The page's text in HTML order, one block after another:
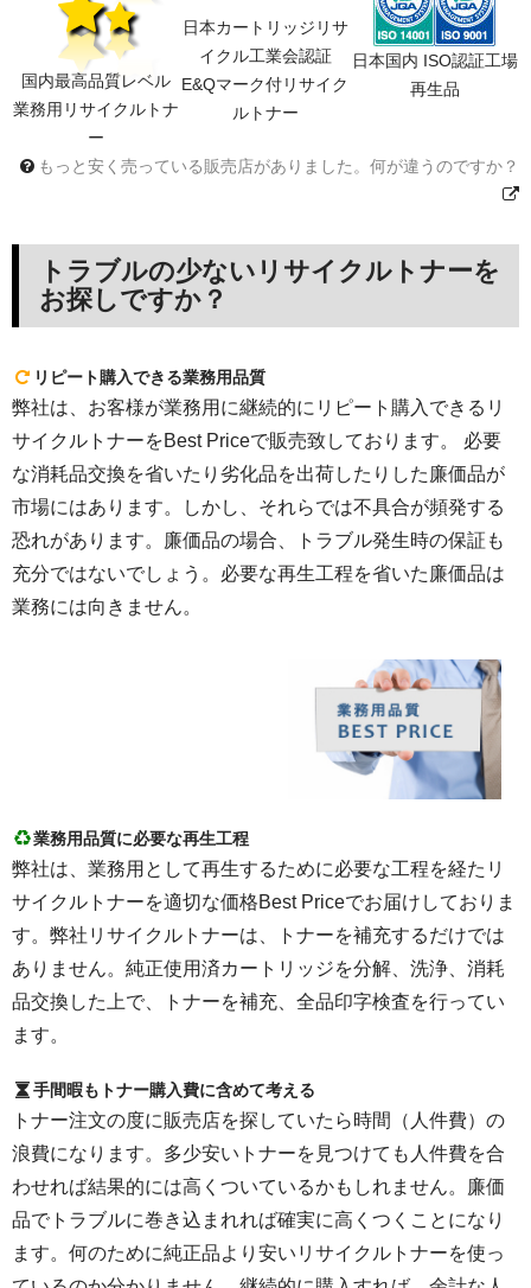
国内最高品質レベル
業務用リサイクルトナ
ー
日本カートリッジリサ
イクル工業会認証
E&Qマーク付リサイク
ルトナー
日本国内 ISO認証工場
再生品
もっと安く売っている販売店がありました。何が違うのですか？
トラブルの少ないリサイクルトナーを
お探しですか？
リピート購入できる業務用品質
弊社は、お客様が業務用に継続的にリピート購入できるリ
サイクルトナーをBest Priceで販売致しております。 必要
な消耗品交換を省いたり劣化品を出荷したりした廉価品が
市場にはあります。しかし、それらでは不具合が頻発する
恐れがあります。廉価品の場合、トラブル発生時の保証も
充分ではないでしょう。必要な再生工程を省いた廉価品は
業務には向きません。
業務用品質に必要な再生工程
弊社は、業務用として再生するために必要な工程を経たリ
サイクルトナーを適切な価格Best Priceでお届けしておりま
す。弊社リサイクルトナーは、トナーを補充するだけでは
ありません。純正使用済カートリッジを分解、洗浄、消耗
品交換した上で、トナーを補充、全品印字検査を行ってい
ます。
手間暇もトナー購入費に含めて考える
トナー注文の度に販売店を探していたら時間（人件費）の
浪費になります。多少安いトナーを見つけても人件費を合
わせれば結果的には高くついているかもしれません。廉価
品でトラブルに巻き込まれれば確実に高くつくことになり
ます。何のために純正品より安いリサイクルトナーを使っ